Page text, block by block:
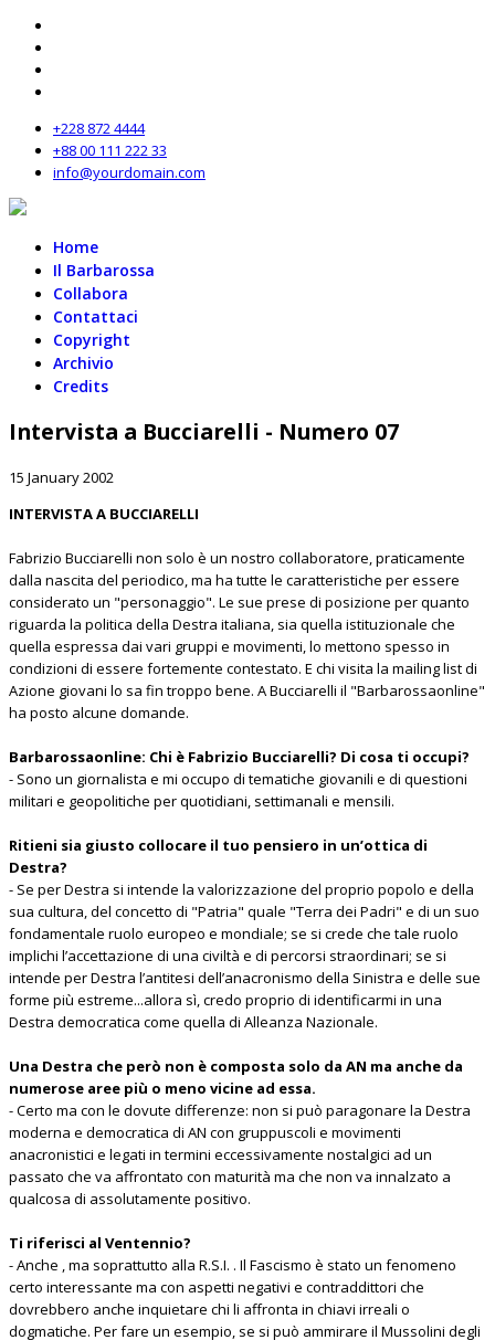
+228 872 4444
+88 00 111 222 33
info@yourdomain.com
Home
Il Barbarossa
Collabora
Contattaci
Copyright
Archivio
Credits
Intervista a Bucciarelli - Numero 07
15 January 2002
INTERVISTA A BUCCIARELLI
Fabrizio Bucciarelli non solo è un nostro collaboratore, praticamente
dalla nascita del periodico, ma ha tutte le caratteristiche per essere
considerato un "personaggio". Le sue prese di posizione per quanto
riguarda la politica della Destra italiana, sia quella istituzionale che
quella espressa dai vari gruppi e movimenti, lo mettono spesso in
condizioni di essere fortemente contestato. E chi visita la mailing list di
Azione giovani lo sa fin troppo bene. A Bucciarelli il "Barbarossaonline"
ha posto alcune domande.
Barbarossaonline: Chi è Fabrizio Bucciarelli? Di cosa ti occupi?
- Sono un giornalista e mi occupo di tematiche giovanili e di questioni
militari e geopolitiche per quotidiani, settimanali e mensili.
Ritieni sia giusto collocare il tuo pensiero in un’ottica di
Destra?
- Se per Destra si intende la valorizzazione del proprio popolo e della
sua cultura, del concetto di "Patria" quale "Terra dei Padri" e di un suo
fondamentale ruolo europeo e mondiale; se si crede che tale ruolo
implichi l’accettazione di una civiltà e di percorsi straordinari; se si
intende per Destra l’antitesi dell’anacronismo della Sinistra e delle sue
forme più estreme...allora sì, credo proprio di identificarmi in una
Destra democratica come quella di Alleanza Nazionale.
Una Destra che però non è composta solo da AN ma anche da
numerose aree più o meno vicine ad essa.
- Certo ma con le dovute differenze: non si può paragonare la Destra
moderna e democratica di AN con gruppuscoli e movimenti
anacronistici e legati in termini eccessivamente nostalgici ad un
passato che va affrontato con maturità ma che non va innalzato a
qualcosa di assolutamente positivo.
Ti riferisci al Ventennio?
- Anche , ma soprattutto alla R.S.I. . Il Fascismo è stato un fenomeno
certo interessante ma con aspetti negativi e contraddittori che
dovrebbero anche inquietare chi li affronta in chiavi irreali o
dogmatiche. Per fare un esempio, se si può ammirare il Mussolini degli